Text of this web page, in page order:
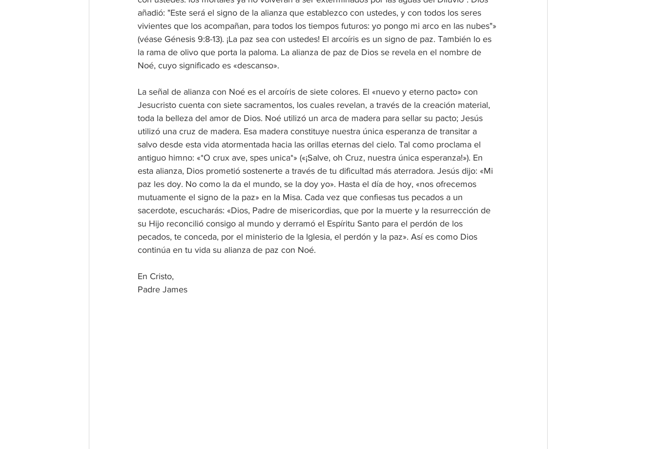
añadió: "Este será el signo de la alianza que establezco con ustedes, y con todos los seres
vivientes que los acompañan, para todos los tiempos futuros: yo pongo mi arco en las nubes"»
(véase Génesis 9:8-13). ¡La paz sea con ustedes! El arcoíris es un signo de paz. También lo es
la rama de olivo que porta la paloma. La alianza de paz de Dios se revela en el nombre de
Noé, cuyo significado es «descanso».
La señal de alianza con Noé es el arcoíris de siete colores. El «nuevo y eterno pacto» con
Jesucristo cuenta con siete sacramentos, los cuales revelan, a través de la creación material,
toda la belleza del amor de Dios. Noé utilizó un arca de madera para sellar su pacto; Jesús
utilizó una cruz de madera. Esa madera constituye nuestra única esperanza de transitar a
salvo desde esta vida atormentada hacia las orillas eternas del cielo. Tal como proclama el
antiguo himno: «*O crux ave, spes unica*» («¡Salve, oh Cruz, nuestra única esperanza!»). En
esta alianza, Dios prometió sostenerte a través de tu dificultad más aterradora. Jesús dijo: «Mi
paz les doy. No como la da el mundo, se la doy yo». Hasta el día de hoy, «nos ofrecemos
mutuamente el signo de la paz» en la Misa. Cada vez que confiesas tus pecados a un
sacerdote, escucharás: «Dios, Padre de misericordias, que por la muerte y la resurrección de
su Hijo reconcilió consigo al mundo y derramó el Espíritu Santo para el perdón de los
pecados, te conceda, por el ministerio de la Iglesia, el perdón y la paz». Así es como Dios
continúa en tu vida su alianza de paz con Noé.
En Cristo,
Padre James